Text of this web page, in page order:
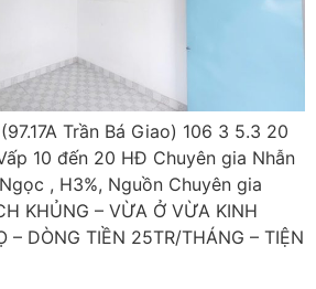
Trần Bá Giao) 106 3 5.3 20
10 đến 20 HĐ Chuyên gia Nhẫn
, H3%, Nguồn Chuyên gia
KHỦNG – VỪA Ở VỪA KINH
– DÒNG TIỀN 25TR/THÁNG – TIỆN